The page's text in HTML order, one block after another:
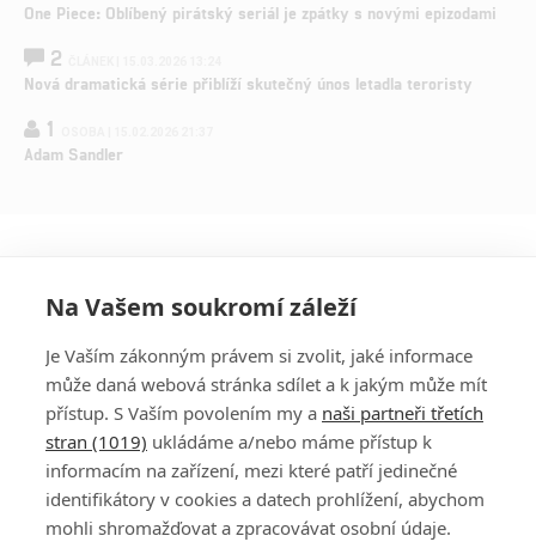
One Piece: Oblíbený pirátský seriál je zpátky s novými epizodami
2
Nová dramatická série přiblíží skutečný únos letadla teroristy
1
Adam Sandler
PŘIHLÁSIT
REGISTROVAT
DISKUZE
Na Vašem soukromí záleží
Je Vaším zákonným právem si zvolit, jaké informace
může daná webová stránka sdílet a k jakým může mít
přístup. S Vaším povolením my a naši partneři třetích
stran (1019) ukládáme a/nebo máme přístup k
informacím na zařízení, mezi které patří jedinečné
identifikátory v cookies a datech prohlížení, abychom
mohli shromažďovat a zpracovávat osobní údaje.